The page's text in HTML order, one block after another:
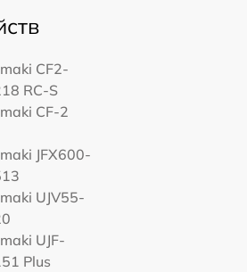
CF2-
RC-S
CF-2
JFX600-
UJV55-
UJF-
Plus